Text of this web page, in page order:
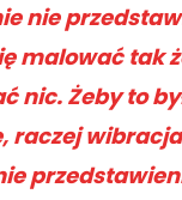
nie
malować tak
nic. Żeby to
raczej